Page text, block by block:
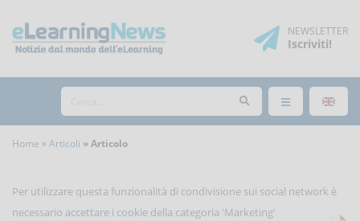
NEWSLETTER
Iscriviti!
Home Articoli Articolo
Per utilizzare questa funzionalità di condivisione sui social network è
necessario accettare i cookie della categoria 'Marketing'